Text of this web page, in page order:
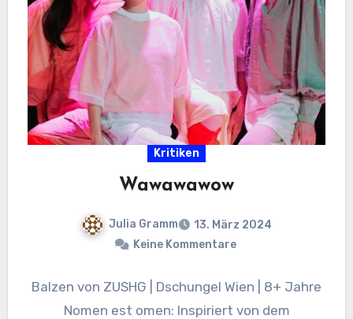
Kritiken
Wawawawow
Julia Gramm
13. März 2024
Keine Kommentare
Balzen von ZUSHG | Dschungel Wien | 8+ Jahre
Nomen est omen: Inspiriert von dem